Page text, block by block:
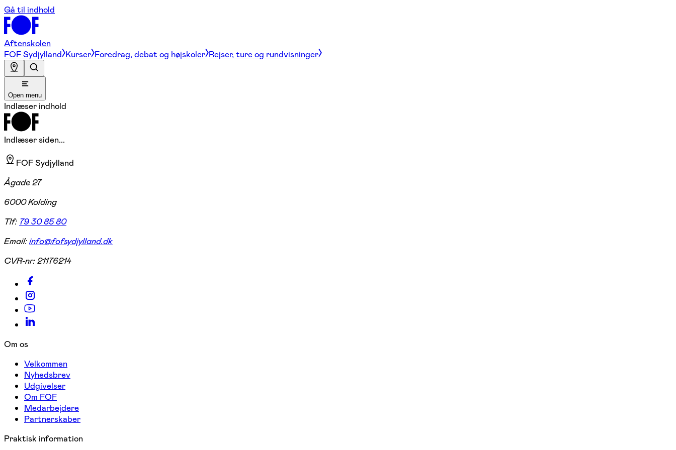
Gå til indhold
Aftenskolen
FOF Sydjylland Kurser Foredrag, debat og højskoler Rejser, ture og rundvisninger
Open menu
Indlæser indhold
Indlæser siden...
FOF Sydjylland
Ågade 27
6000 Kolding
Tlf: 79 30 85 80
Email:info@fofsydjylland.dk
CVR-nr:21176214
Om os
Velkommen
Nyhedsbrev
Udgivelser
Om FOF
Medarbejdere
Partnerskaber
Praktisk information